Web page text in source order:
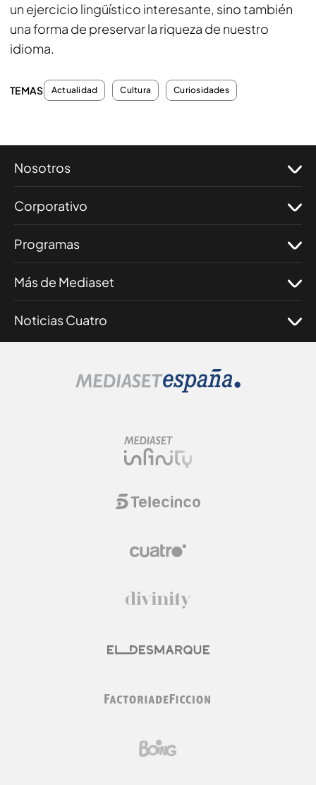
un ejercicio lingüístico interesante, sino también
una forma de preservar la riqueza de nuestro
idioma.
TEMAS Actualidad Cultura Curiosidades
Nosotros
Corporativo
Programas
Más de Mediaset
Noticias Cuatro